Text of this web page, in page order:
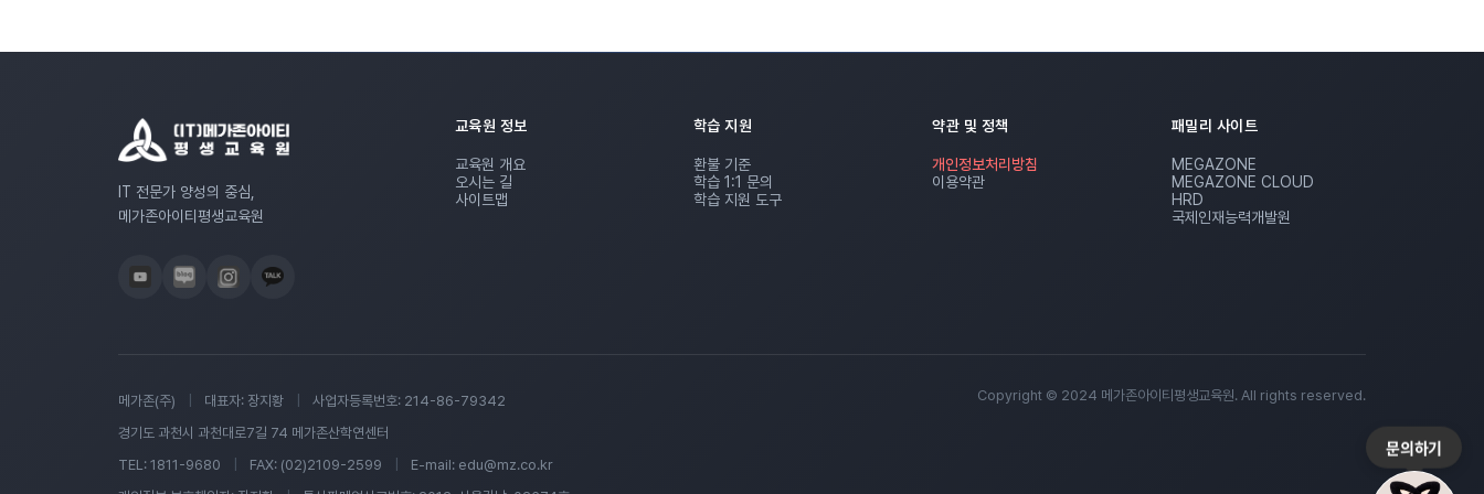
문의하기
IT 전문가 양성의 중심,
메가존아이티평생교육원
교육원 정보
교육원 개요
오시는 길
사이트맵
학습 지원
환불 기준
학습 1:1 문의
학습 지원 도구
약관 및 정책
개인정보처리방침
이용약관
패밀리 사이트
MEGAZONE
MEGAZONE CLOUD
HRD
국제인재능력개발원
메가존(주) 대표자: 장지황
사업자등록번호: 214-86-79342
경기도 과천시 과천대로7길 74 메가존산학연센터
TEL: 1811-9680
FAX: (02)2109-2599
E-mail: edu@mz.co.kr
Copyright © 2024 메가존아이티평생교육원. All rights reserved.